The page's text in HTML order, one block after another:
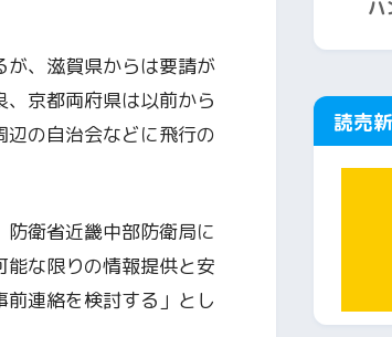
、滋賀県からは要請が
京都両府県は以前から
の自治会などに飛行の
衛省近畿中部防衛局に
な限りの情報提供と安
連絡を検討する」とし
ハ
読売